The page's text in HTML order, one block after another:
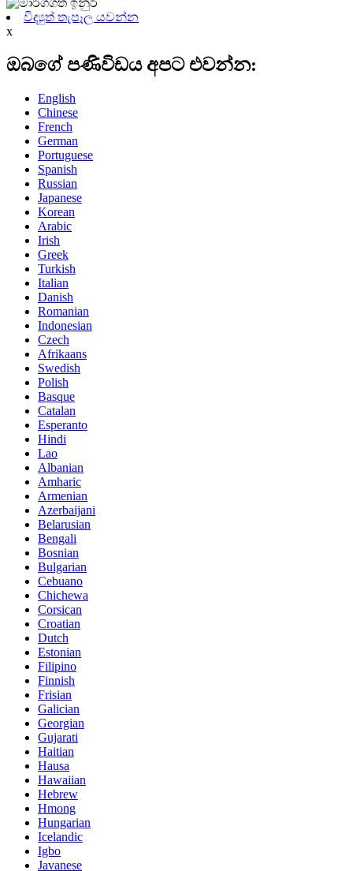
විද්‍යුත් තැපෑල යවන්න
x
ඔබගේ පණිවිඩය අපට එවන්න:
English
Chinese
French
German
Portuguese
Spanish
Russian
Japanese
Korean
Arabic
Irish
Greek
Turkish
Italian
Danish
Romanian
Indonesian
Czech
Afrikaans
Swedish
Polish
Basque
Catalan
Esperanto
Hindi
Lao
Albanian
Amharic
Armenian
Azerbaijani
Belarusian
Bengali
Bosnian
Bulgarian
Cebuano
Chichewa
Corsican
Croatian
Dutch
Estonian
Filipino
Finnish
Frisian
Galician
Georgian
Gujarati
Haitian
Hausa
Hawaiian
Hebrew
Hmong
Hungarian
Icelandic
Igbo
Javanese